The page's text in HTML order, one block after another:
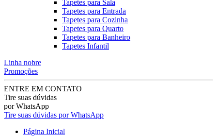
Tapetes para Sala
Tapetes para Entrada
Tapetes para Cozinha
Tapetes para Quarto
Tapetes para Banheiro
Tapetes Infantil
Linha nobre
Promoções
ENTRE EM CONTATO
Tire suas dúvidas
por WhatsApp
Tire suas dúvidas por WhatsApp
Página Inicial